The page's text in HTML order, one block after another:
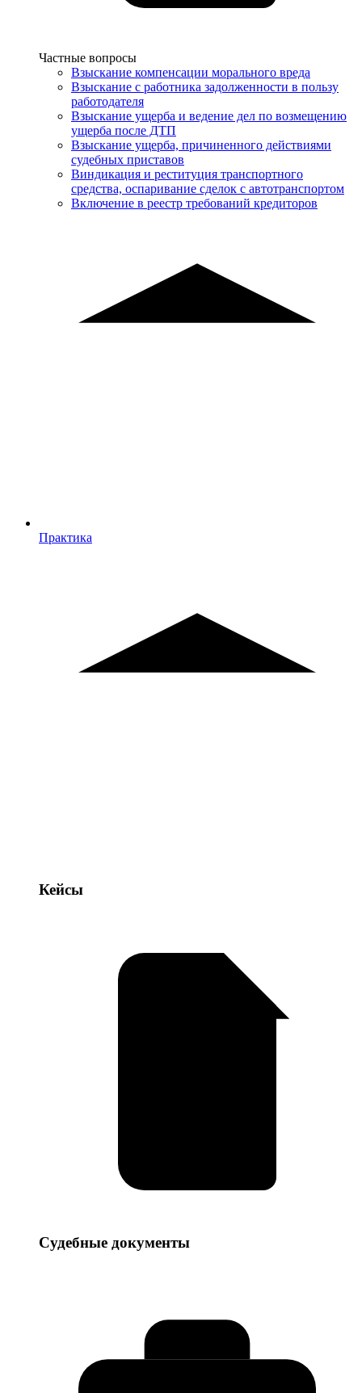
Услуги
Частные вопросы
Взыскание компенсации морального вреда
Взыскание с работника задолженности в пользу
работодателя
Взыскание ущерба и ведение дел по возмещению
ущерба после ДТП
Взыскание ущерба, причиненного действиями
судебных приставов
Виндикация и реституция транспортного
средства, оспаривание сделок с автотранспортом
Включение в реестр требований кредиторов
Практика
Практика
Кейсы
Кейсы
Судебные
Судебные документы